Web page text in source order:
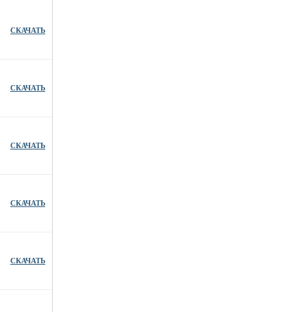
СКАЧАТЬ
СКАЧАТЬ
СКАЧАТЬ
СКАЧАТЬ
СКАЧАТЬ